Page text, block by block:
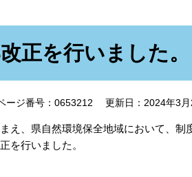
正を行いました。
ージ番号：0653212 更新日：2024年3
え、県自然環境保全地域において、制
を行いました。